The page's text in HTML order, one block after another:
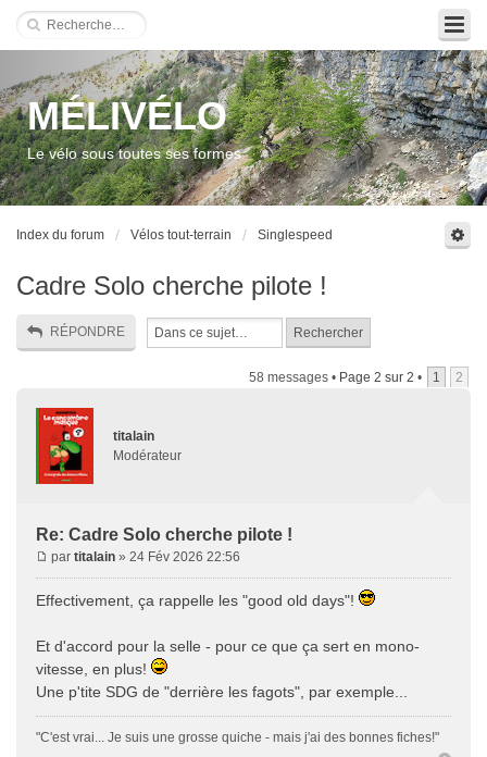
MÉLIVÉLO
Le vélo sous toutes ses formes
Index du forum Vélos tout-terrain Singlespeed
Cadre Solo cherche pilote !
RÉPONDRE
58 messages • Page 2 sur 2 • 1 2
titalain
Modérateur
Re: Cadre Solo cherche pilote !
par titalain » 24 Fév 2026 22:56
Effectivement, ça rappelle les "good old days"!
Et d'accord pour la selle - pour ce que ça sert en mono-
vitesse, en plus!
Une p'tite SDG de "derrière les fagots", par exemple...
"C'est vrai... Je suis une grosse quiche - mais j'ai des bonnes fiches!"